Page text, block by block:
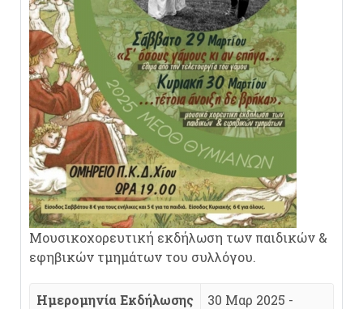
Μουσικοχορευτική εκδήλωση των παιδικών &
εφηβικών τμημάτων του συλλόγου.
Ημερομηνία Εκδήλωσης
30 Μαρ 2025 -